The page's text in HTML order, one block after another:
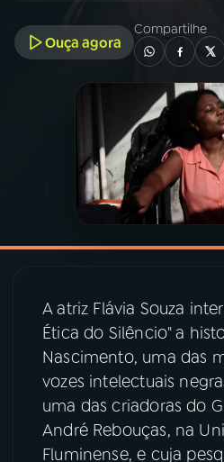
A RÁDIO
PROGRAMAÇÃO
PROGRAMAS
PODCASTS
07ÚLTIMAS
08 PRÊMIO RÁDIO MEC
ACOMPANHE A RÁDIO MEC
Ouça agora
Compartilhe
A atriz Flávia Souza
Ética do Silêncio" a
Nascimento, uma das
vozes intelectuais
uma das criadoras do
André Rebouças, na
Fluminense, e cuja